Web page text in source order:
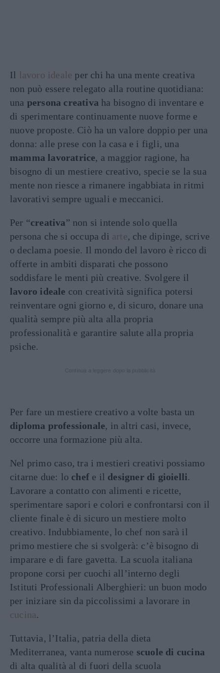
Il lavoro ideale per chi ha una mente creativa
non può essere relegato alla routine quotidiana:
una persona creativa ha bisogno di inventare e
di sperimentare continuamente nuove forme e
nuove proposte. Ciò ha un valore doppio per una
donna: alle prese con la casa e i figli, una
mamma lavoratrice, a maggior ragione, ha
bisogno di un mestiere creativo, specie se la sua
mente non riesce a rimanere ingabbiata in ritmi
lavorativi sempre uguali e meccanici.
Per “creativa” non si intende solo quella
persona che si occupa di arte, che dipinge, scrive
o declama poesie. Il mondo del lavoro è ricco di
offerte in ambiti disparati che possono
soddisfare le menti più creative. Svolgere il
lavoro ideale con creatività significa potersi
reinventare ogni giorno e, di sicuro, donare una
qualità sempre più alta alla propria
professionalità e garantire salute alla propria
psiche.
Per fare un mestiere creativo a volte basta un
diploma professionale, in altri casi, invece,
occorre una formazione più alta.
Nel primo caso, tra i mestieri creativi possiamo
citarne due: lo chef e il designer di gioielli.
Lavorare a contatto con alimenti e ricette,
sperimentare sapori e colori e confrontarsi con il
cliente finale è di sicuro un mestiere molto
creativo. Indubbiamente, lo chef non sarà il
primo mestiere che si svolgerà: c’è bisogno di
imparare e di fare gavetta. La scuola italiana
propone corsi per cuochi all’interno degli
Istituti Professionali Alberghieri: un buon modo
per iniziare sin da piccolissimi a lavorare in
cucina.
Tuttavia, l’Italia, patria della dieta
Mediterranea, vanta numerose scuole di cucina
di alta qualità al di fuori della scuola